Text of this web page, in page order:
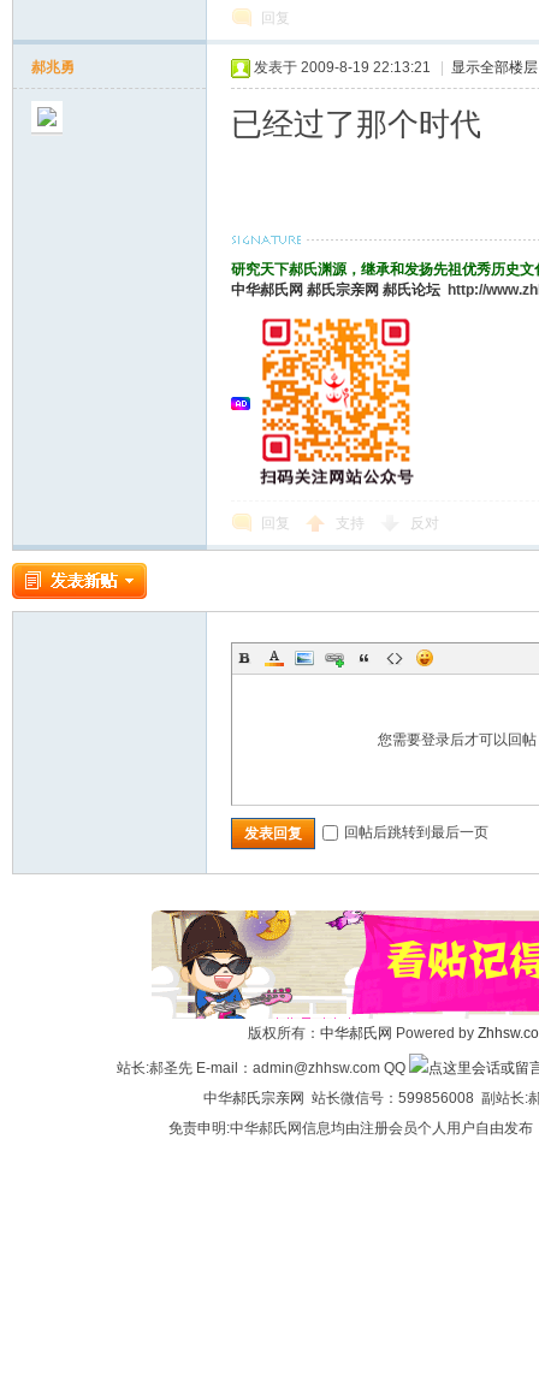
回复
郝兆勇 发表于 2009-8-19 22:13:21 显示全部楼层
已经过了那个时代
研究天下郝氏渊源，继承和发扬先祖优秀历史
中华郝氏网 郝氏宗亲网 郝氏论坛 http://
回复 支持 反对
您需要登录后才可以回帖
发表回复 回帖后跳转到最后一页
版权所有： 中华郝氏网 Powered by
站长:郝圣先 E-mail：admin@zhhsw.com QQ
中华郝氏宗亲网 站长微信号：599856008 副站长:
免责申明:中华郝氏网信息均由注册会员个人用户自由发